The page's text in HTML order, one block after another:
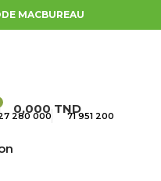
MACBUREAU
0,000TND
280 000 71 951 200